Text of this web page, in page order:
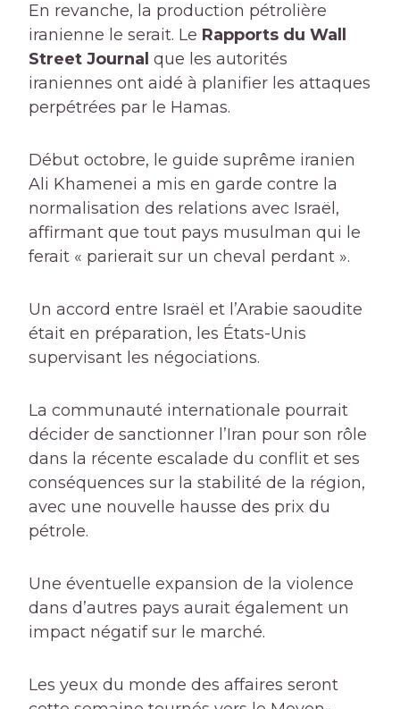
En revanche, la production pétrolière
iranienne le serait. Le Rapports du Wall
Street Journal que les autorités
iraniennes ont aidé à planifier les attaques
perpétrées par le Hamas.
Début octobre, le guide suprême iranien
Ali Khamenei a mis en garde contre la
normalisation des relations avec Israël,
affirmant que tout pays musulman qui le
ferait « parierait sur un cheval perdant ».
Un accord entre Israël et l’Arabie saoudite
était en préparation, les États-Unis
supervisant les négociations.
La communauté internationale pourrait
décider de sanctionner l’Iran pour son rôle
dans la récente escalade du conflit et ses
conséquences sur la stabilité de la région,
avec une nouvelle hausse des prix du
pétrole.
Une éventuelle expansion de la violence
dans d’autres pays aurait également un
impact négatif sur le marché.
Les yeux du monde des affaires seront